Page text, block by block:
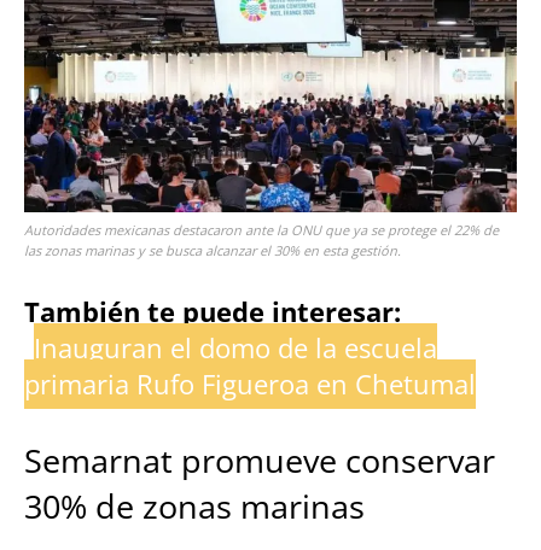
Autoridades mexicanas destacaron ante la ONU que ya se protege el 22% de
las zonas marinas y se busca alcanzar el 30% en esta gestión.
También te puede interesar:
Inauguran el domo de la escuela
primaria Rufo Figueroa en Chetumal
Semarnat promueve conservar
30% de zonas marinas